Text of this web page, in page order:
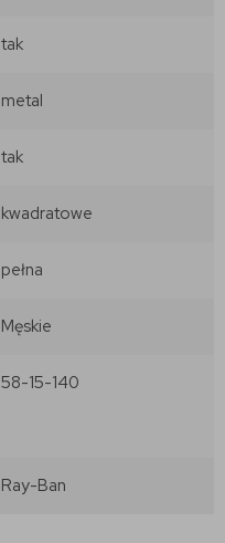
tak
metal
tak
kwadratowe
pełna
Męskie
58-15-140
Ray-Ban